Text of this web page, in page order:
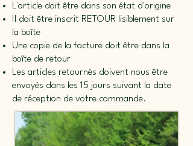
L'article doit être dans son état d'origine
Il doit être inscrit RETOUR lisiblement sur
la boîte
Une copie de la facture doit être dans la
boîte de retour
Les articles retournés doivent nous être
envoyés dans les 15 jours suivant la date
de réception de votre commande.